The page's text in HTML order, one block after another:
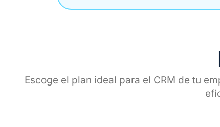
Escoge el plan ideal para el CRM de tu